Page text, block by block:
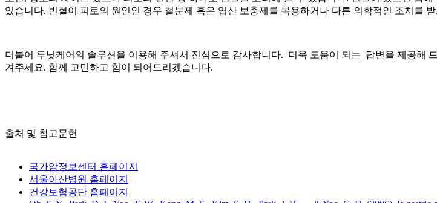
있습니다. 빈혈이 피로의 원인인 경우 철분제 혹은 엽산 보충제를 복용하거나 다른 의학적인 조치를
더불어 루닛케어의 솔루션을 이용해 주셔서 진심으로 감사합니다. 더욱 도움이 되는 답변을 제공해
겨주세요. 함께 고민하고 힘이 되어드리겠습니다.
출처 및 참고문헌
국가암정보센터 홈페이지
서울아산병원 홈페이지
건강보험공단 홈페이지